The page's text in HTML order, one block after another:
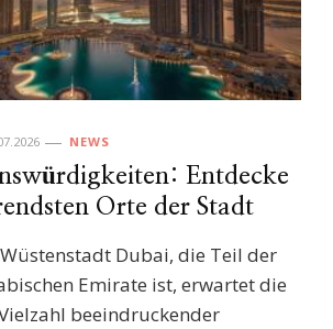
NEWS
Entdecke
Orte der Stadt
Dubai, die Teil der
Emirate ist, erwartet die
beeindruckender